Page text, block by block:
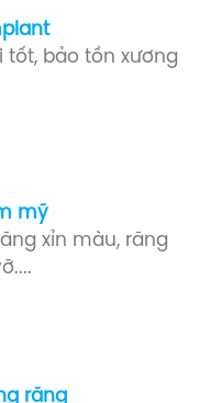
tốt, bảo tồn xương
mỹ
xỉn màu, răng
răng